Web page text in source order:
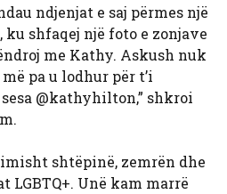
ndjenjat e saj përmes një
shfaqej një foto e zonjave
me Kathy. Askush nuk
pa u lodhur për t’i
@kathyhilton,” shkroi
shtëpinë, zemrën dhe
LGBTQ+. Unë kam marrë